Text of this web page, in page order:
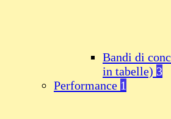
Bandi di
in tabelle) 3
Performance 1